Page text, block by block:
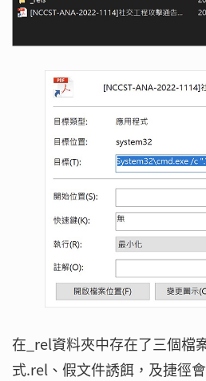
在_rel資料夾中存在了三個檔
式.rel、假文件誘餌，及捷徑